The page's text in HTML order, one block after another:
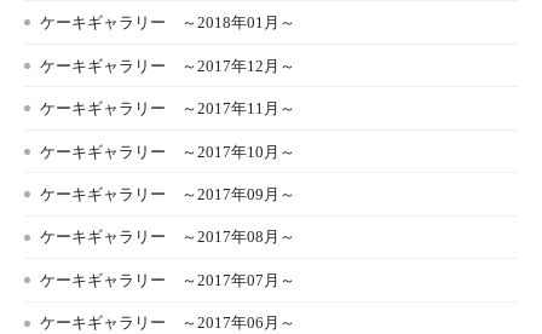
ケーキギャラリー ～2018年01月～
ケーキギャラリー ～2017年12月～
ケーキギャラリー ～2017年11月～
ケーキギャラリー ～2017年10月～
ケーキギャラリー ～2017年09月～
ケーキギャラリー ～2017年08月～
ケーキギャラリー ～2017年07月～
ケーキギャラリー ～2017年06月～